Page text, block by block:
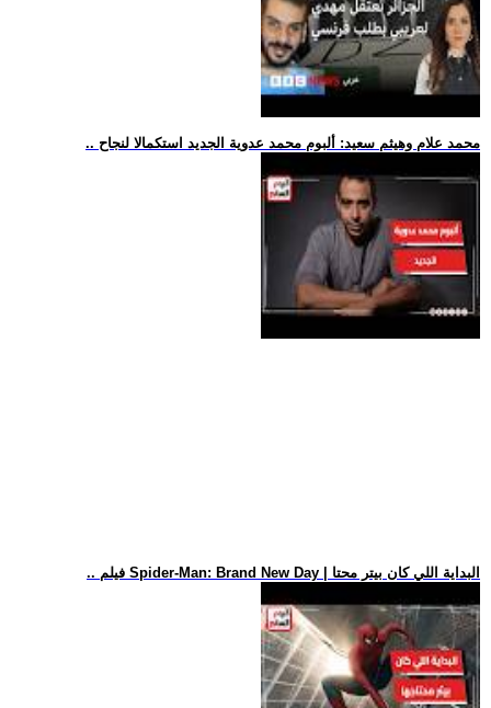
.. محمد علام وهيثم سعيد: ألبوم محمد عدوية الجديد استكمالا لنجاح
.. فيلم Spider-Man: Brand New Day | البداية اللي كان بيتر محتا